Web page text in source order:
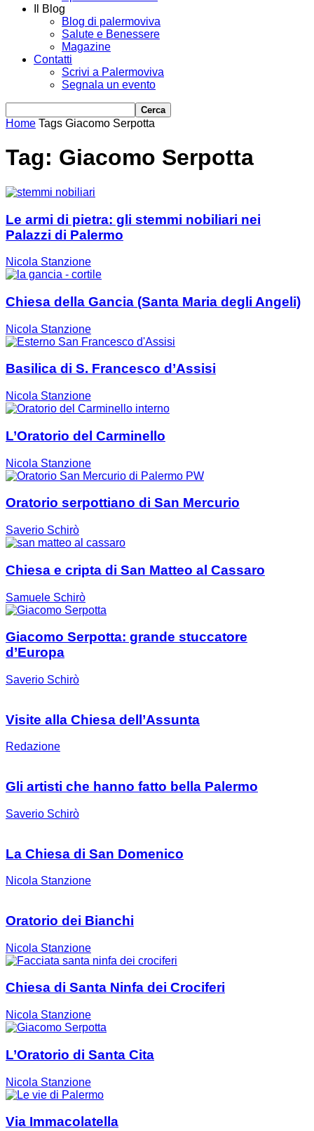
Il Blog
Blog di palermoviva
Salute e Benessere
Magazine
Contatti
Scrivi a Palermoviva
Segnala un evento
Home Tags Giacomo Serpotta
Tag: Giacomo Serpotta
Le armi di pietra: gli stemmi nobiliari nei
Palazzi di Palermo
Nicola Stanzione
Chiesa della Gancia (Santa Maria degli Angeli)
Nicola Stanzione
Basilica di S. Francesco d’Assisi
Nicola Stanzione
L’Oratorio del Carminello
Nicola Stanzione
Oratorio serpottiano di San Mercurio
Saverio Schirò
Chiesa e cripta di San Matteo al Cassaro
Samuele Schirò
Giacomo Serpotta: grande stuccatore
d’Europa
Saverio Schirò
Visite alla Chiesa dell’Assunta
Redazione
Gli artisti che hanno fatto bella Palermo
Saverio Schirò
La Chiesa di San Domenico
Nicola Stanzione
Oratorio dei Bianchi
Nicola Stanzione
Chiesa di Santa Ninfa dei Crociferi
Nicola Stanzione
L’Oratorio di Santa Cita
Nicola Stanzione
Via Immacolatella